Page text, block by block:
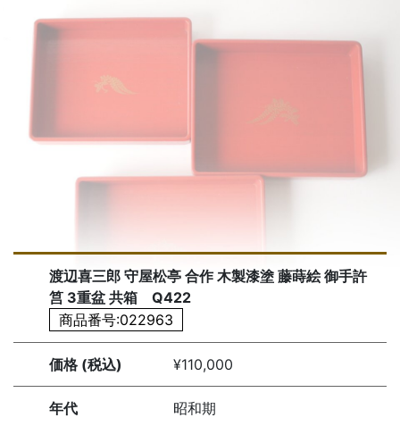
渡辺喜三郎 守屋松亭 合作 木製漆塗 藤蒔絵 御手許
筥 3重盆 共箱 Q422
商品番号:022963
価格 (税込) ¥110,000
年代 昭和期